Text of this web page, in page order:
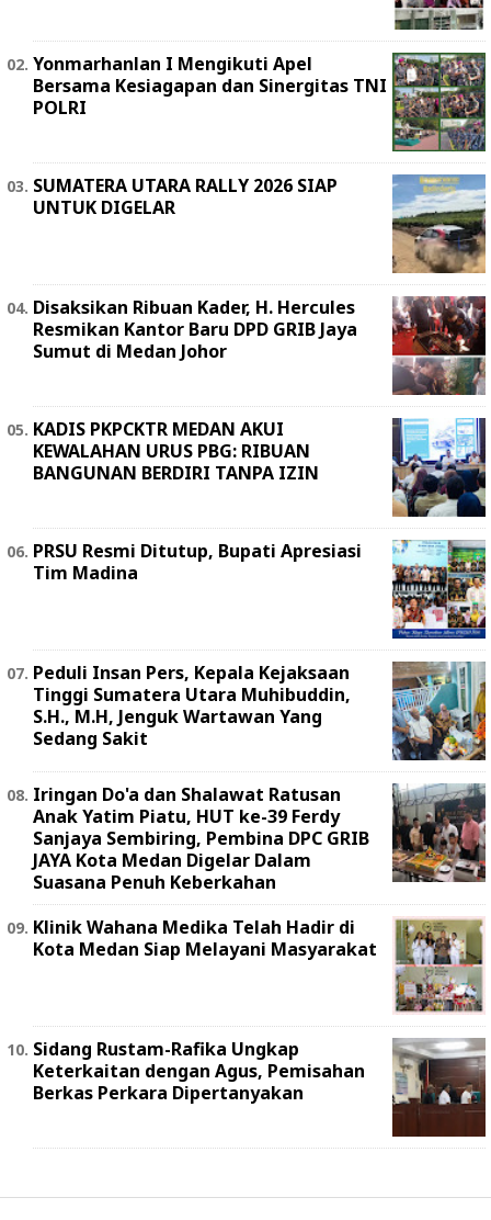
Yonmarhanlan I Mengikuti Apel
Bersama Kesiagapan dan Sinergitas TNI
POLRI
SUMATERA UTARA RALLY 2026 SIAP
UNTUK DIGELAR
Disaksikan Ribuan Kader, H. Hercules
Resmikan Kantor Baru DPD GRIB Jaya
Sumut di Medan Johor
KADIS PKPCKTR MEDAN AKUI
KEWALAHAN URUS PBG: RIBUAN
BANGUNAN BERDIRI TANPA IZIN
PRSU Resmi Ditutup, Bupati Apresiasi
Tim Madina
Peduli Insan Pers, Kepala Kejaksaan
Tinggi Sumatera Utara Muhibuddin,
S.H., M.H, Jenguk Wartawan Yang
Sedang Sakit
Iringan Do'a dan Shalawat Ratusan
Anak Yatim Piatu, HUT ke-39 Ferdy
Sanjaya Sembiring, Pembina DPC GRIB
JAYA Kota Medan Digelar Dalam
Suasana Penuh Keberkahan
Klinik Wahana Medika Telah Hadir di
Kota Medan Siap Melayani Masyarakat
Sidang Rustam-Rafika Ungkap
Keterkaitan dengan Agus, Pemisahan
Berkas Perkara Dipertanyakan